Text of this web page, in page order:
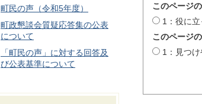
町民の声（令和5年度）
町政懇談会質疑応答集の公表
について
「町民の声」に対する回答及
び公表基準について
このページ
1：役に立
このページ
1：見つ